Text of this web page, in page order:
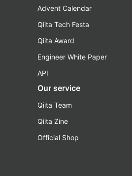
Advent Calendar
Qiita Tech Festa
Qiita Award
Engineer White Paper
API
Our service
Qiita Team
Qiita Zine
Official Shop